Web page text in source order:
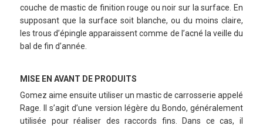
couche de mastic de finition rouge ou noir sur la surface. En
supposant que la surface soit blanche, ou du moins claire,
les trous d’épingle apparaissent comme de l’acné la veille du
bal de fin d’année.
MISE EN AVANT DE PRODUITS
Gomez aime ensuite utiliser un mastic de carrosserie appelé
Rage. Il s’agit d’une version légère du Bondo, généralement
utilisée pour réaliser des raccords fins. Dans ce cas, il